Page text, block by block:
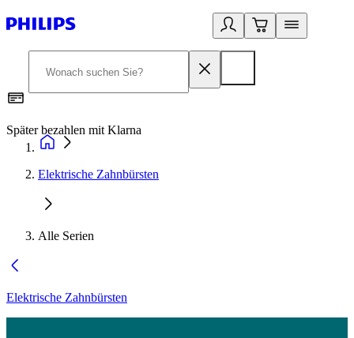
Später bezahlen mit Klarna
Elektrische Zahnbürsten
Alle Serien
Elektrische Zahnbürsten